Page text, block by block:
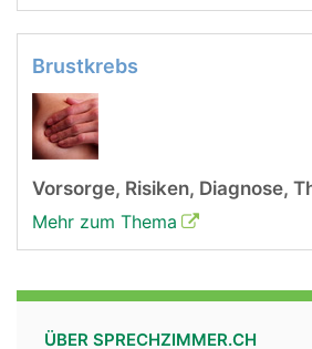
Brustkrebs
Vorsorge, Risiken, Diagnose,
Mehr zum Thema
ÜBER SPRECHZIMMER.CH